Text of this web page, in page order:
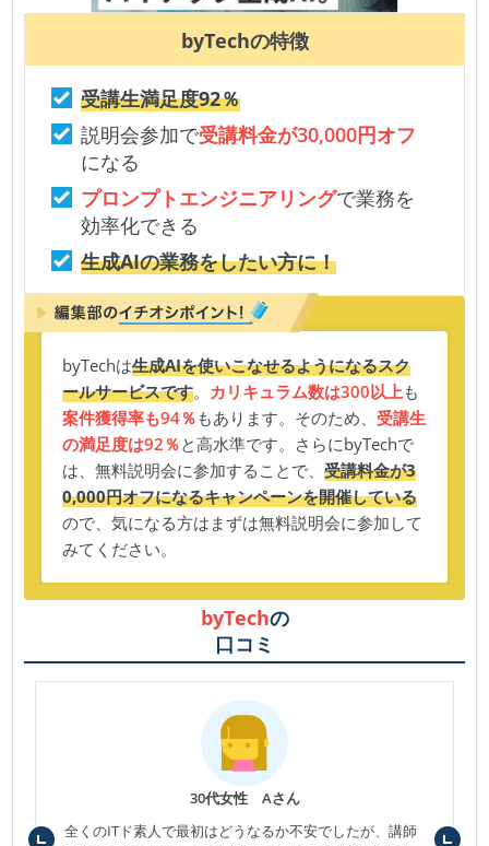
byTechの特徴
受講生満足度92％
説明会参加で受講料金が30,000円オフ
になる
プロンプトエンジニアリングで業務を
効率化できる
生成AIの業務をしたい方に！
byTechは生成AIを使いこなせるようになるスク
ールサービスです。 カリキュラム数は300以上も
案件獲得率も94％ もあります。そのため、 受講生
の満足度は92％と高水準です。さらにbyTechで
は、無料説明会に参加することで、受講料金が3
0,000円オフになるキャンペーンを開催している
ので、気になる方はまずは無料説明会に参加して
みてください。
byTechの
口コミ
30代女性 Aさん
全くのITド素人で最初はどうなるか不安でしたが、講師